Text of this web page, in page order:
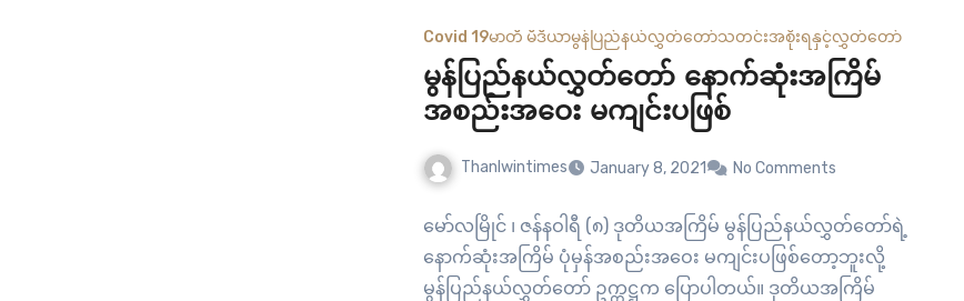
Covid 19မာတီ မီဒီယာမွန်ပြည်နယ်လွှတ်တော်သတင်းအစိုးရနှင့်လွှတ်တော်
မွန်ပြည်နယ်လွှတ်တော် နောက်ဆုံးအကြိမ်
အစည်းအဝေး မကျင်းပဖြစ်
Thanlwintimes January 8, 2021 No Comments
မော်လမြိုင် ၊ ဇန်နဝါရီ (၈) ဒုတိယအကြိမ် မွန်ပြည်နယ်လွှတ်တော်ရဲ့
နောက်ဆုံးအကြိမ် ပုံမှန်အစည်းအဝေး မကျင်းပဖြစ်တော့ဘူးလို့
မွန်ပြည်နယ်လွှတ်တော် ဥက္ကဋ္ဌက ပြောပါတယ်။ ဒုတိယအကြိမ်